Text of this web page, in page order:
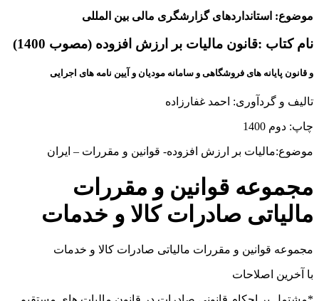
موضوع: استانداردهای گزارشگری مالی بین المللی
نام کتاب :قانون مالیات بر ارزش افزوده (مصوب 1400)
و قانون پایانه های فروشگاهی و سامانه مودیان و آیین نامه های اجرایی
تالیف و گردآوری: احمد غفارزاده
چاپ: دوم 1400
موضوع:مالیات بر ارزش افزوده- قوانین و مقررات – ایران
مجموعه قوانین و مقررات
مالیاتی صادرات کالا و خدمات
مجموعه قوانین و مقررات مالیاتی صادرات کالا و خدمات
با آخرین اصلاحات